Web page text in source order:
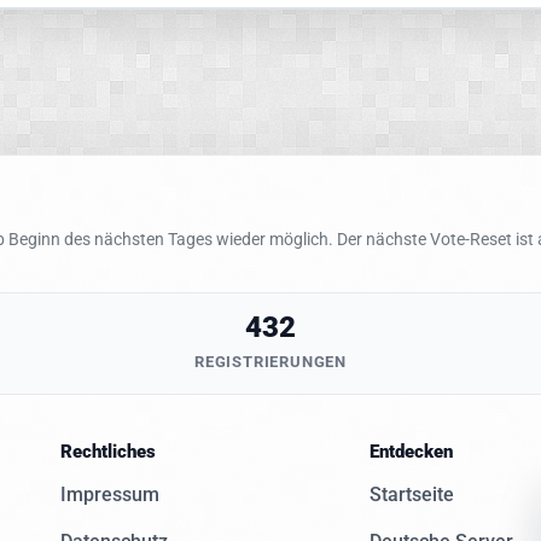
Beginn des nächsten Tages wieder möglich. Der nächste Vote-Reset
432
REGISTRIERUNGEN
Rechtliches
Impressum
Entdecken
Startseite